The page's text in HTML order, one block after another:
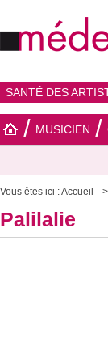
SANTÉ DES
MUSICIEN
Vous êtes ici :Accueil
Palilalie